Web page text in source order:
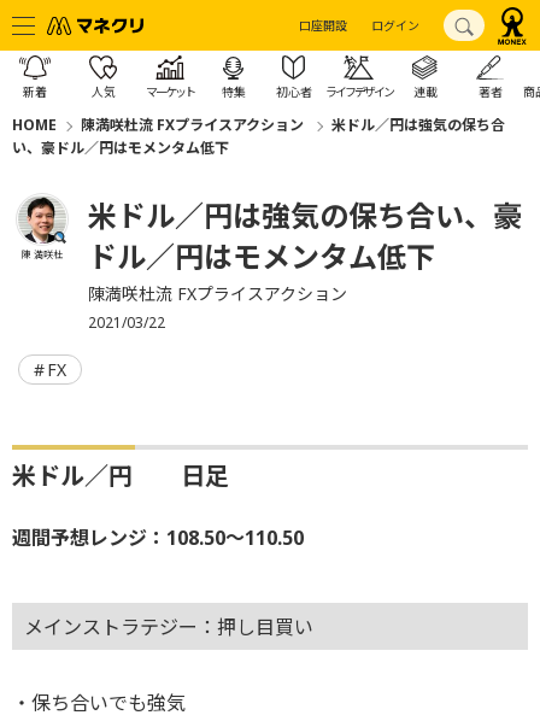
口座開設 ログイン
新着 人気 マーケット 特集 初心者 ライフデザイン 連載 著者 商
HOME 陳満咲杜流 FXプライスアクション
米ドル／円は強気の保ち合
い、豪ドル／円はモメンタム低下
陳 満咲杜
米ドル／円は強気の保ち合い、豪
ドル／円はモメンタム低下
陳満咲杜流 FXプライスアクション
2021/03/22
FX
米ドル／円 日足
週間予想レンジ：108.50～110.50
メインストラテジー：押し目買い
・保ち合いでも強気